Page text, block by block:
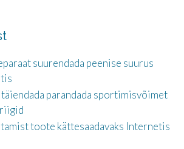
suurendada peenise suurus
täiendada parandada sportimisvõimet
toote kättesaadavaks Internetis